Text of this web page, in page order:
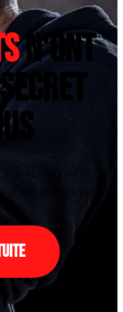
n'ont
le domaine de
électrique